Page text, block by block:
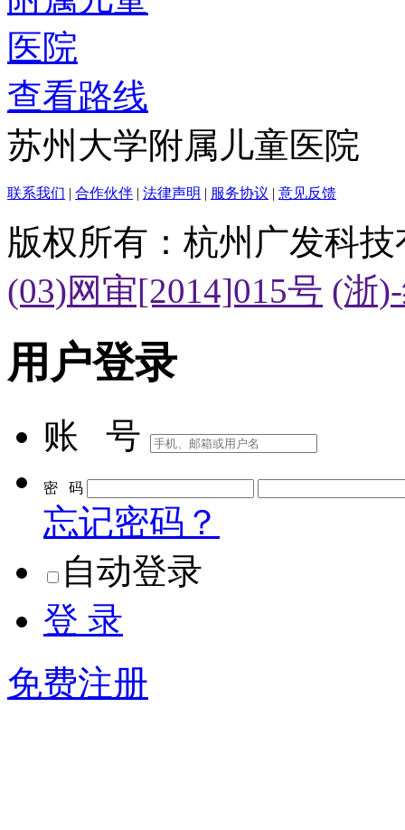
查看路线
苏州大学附属儿童医院
联系我们 | 合作伙伴 | 法律声明 | 服务协议 | 意见反馈
版权所有：杭州广发科
(03)网审[2014]015号 (浙
用户登录
账 号
密 码
忘记密码？
自动登录
登 录
免费注册